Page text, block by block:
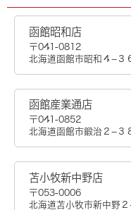
函館昭和店
〒041-0812
北海道函館市昭和４−３
函館産業通店
〒041-0852
北海道函館市鍛治２−３
苫小牧新中野店
〒053-0006
北海道苫小牧市新中野２